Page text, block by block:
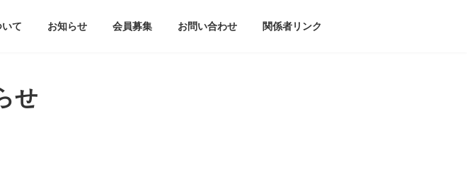
て お知らせ 会員募集 お問い合わせ 関係者リンク
せ